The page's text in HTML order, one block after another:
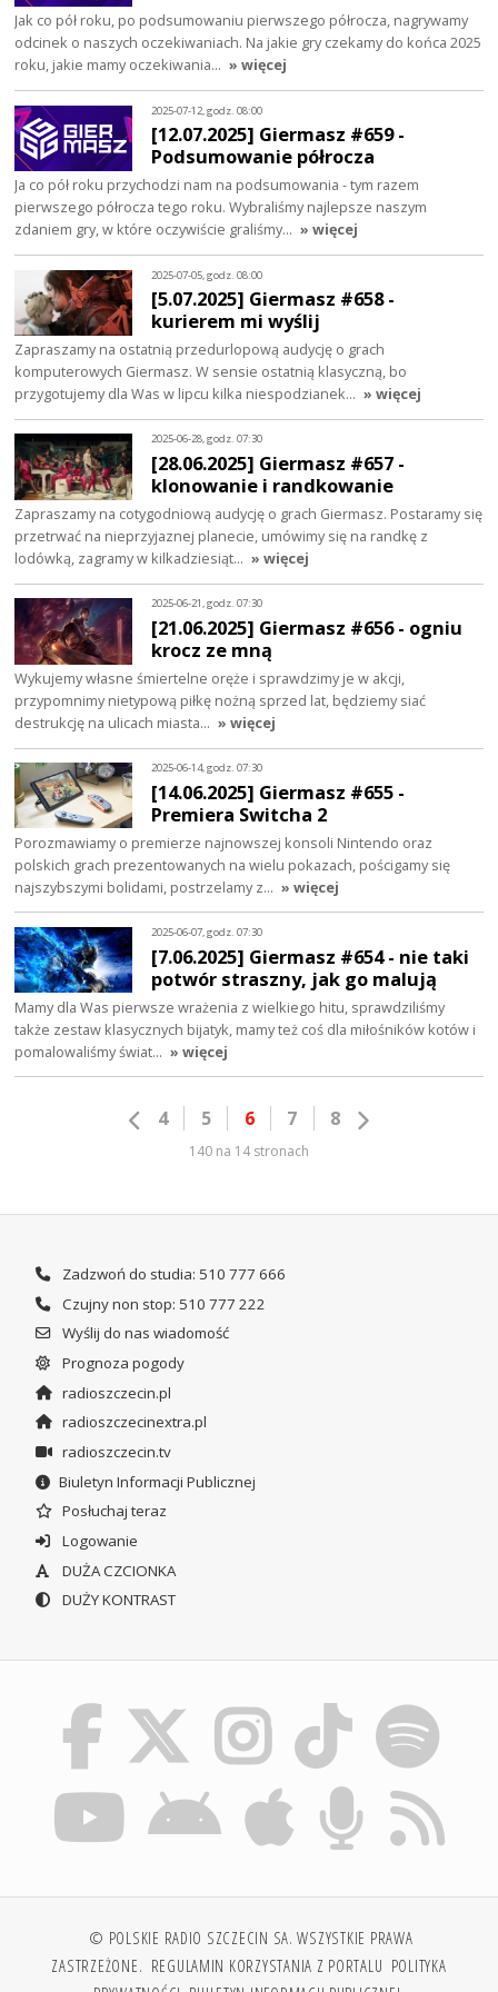
Jak co pół roku, po podsumowaniu pierwszego półrocza, nagrywamy
odcinek o naszych oczekiwaniach. Na jakie gry czekamy do końca 2025
roku, jakie mamy oczekiwania… » więcej
2025-07-12, godz. 08:00
[12.07.2025] Giermasz #659 -
Podsumowanie półrocza
Ja co pół roku przychodzi nam na podsumowania - tym razem
pierwszego półrocza tego roku. Wybraliśmy najlepsze naszym
zdaniem gry, w które oczywiście graliśmy… » więcej
2025-07-05, godz. 08:00
[5.07.2025] Giermasz #658 -
kurierem mi wyślij
Zapraszamy na ostatnią przedurlopową audycję o grach
komputerowych Giermasz. W sensie ostatnią klasyczną, bo
przygotujemy dla Was w lipcu kilka niespodzianek… » więcej
2025-06-28, godz. 07:30
[28.06.2025] Giermasz #657 -
klonowanie i randkowanie
Zapraszamy na cotygodniową audycję o grach Giermasz. Postaramy się
przetrwać na nieprzyjaznej planecie, umówimy się na randkę z
lodówką, zagramy w kilkadziesiąt… » więcej
2025-06-21, godz. 07:30
[21.06.2025] Giermasz #656 - ogniu
krocz ze mną
Wykujemy własne śmiertelne oręże i sprawdzimy je w akcji,
przypomnimy nietypową piłkę nożną sprzed lat, będziemy siać
destrukcję na ulicach miasta… » więcej
2025-06-14, godz. 07:30
[14.06.2025] Giermasz #655 -
Premiera Switcha 2
Porozmawiamy o premierze najnowszej konsoli Nintendo oraz
polskich grach prezentowanych na wielu pokazach, pościgamy się
najszybszymi bolidami, postrzelamy z… » więcej
2025-06-07, godz. 07:30
[7.06.2025] Giermasz #654 - nie taki
potwór straszny, jak go malują
Mamy dla Was pierwsze wrażenia z wielkiego hitu, sprawdziliśmy
także zestaw klasycznych bijatyk, mamy też coś dla miłośników kotów i
pomalowaliśmy świat… » więcej
4 5 6 7 8
140 na 14 stronach
Zadzwoń do studia: 510 777 666
Czujny non stop: 510 777 222
Wyślij do nas wiadomość
Prognoza pogody
radioszczecin.pl
radioszczecinextra.pl
radioszczecin.tv
Biuletyn Informacji Publicznej
Posłuchaj teraz
Logowanie
DUŻA CZCIONKA
DUŻY KONTRAST
© POLSKIE RADIO SZCZECIN SA. WSZYSTKIE PRAWA
ZASTRZEŻONE. REGULAMIN KORZYSTANIA Z PORTALU POLITYKA